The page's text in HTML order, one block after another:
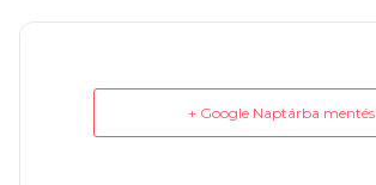
+ Google Naptárba mentés